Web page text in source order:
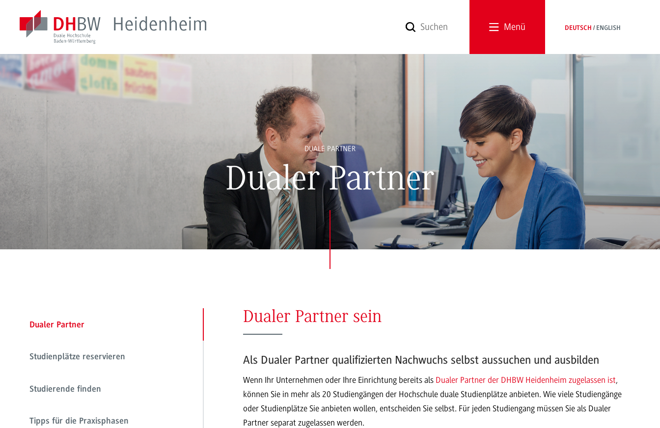
Menü DEUTSCH ENGLISH
DUALE PARTNER
Dualer Partner
Dualer Partner
Studienplätze reservieren
Studierende finden
Tipps für die Praxisphasen
Dualer Partner sein
Als Dualer Partner qualifizierten Nachwuchs selbst aussuchen und ausbilden
Wenn Ihr Unternehmen oder Ihre Einrichtung bereits als Dualer Partner der DHBW Heidenheim zugelassen ist,
können Sie in mehr als 20 Studiengängen der Hochschule duale Studienplätze anbieten. Wie viele Studiengänge
oder Studienplätze Sie anbieten wollen, entscheiden Sie selbst. Für jeden Studiengang müssen Sie als Dualer
Partner separat zugelassen werden.